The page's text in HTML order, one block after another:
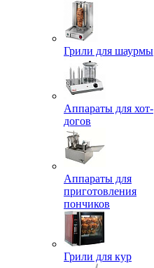
Грили для шаурмы
Аппараты для хот-
догов
Аппараты для
приготовления
пончиков
Грили для кур